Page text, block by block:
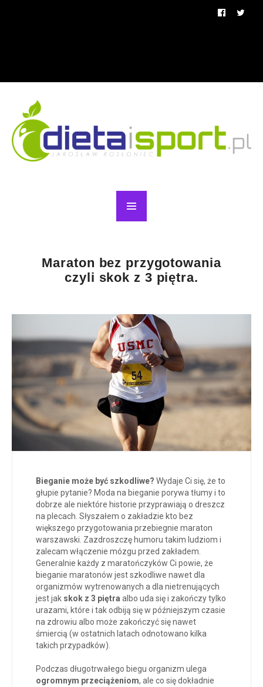
Maraton bez przygotowania
czyli skok z 3 piętra.
Bieganie może być szkodliwe? Wydaje Ci się, że to
głupie pytanie? Moda na bieganie porywa tłumy i to
dobrze ale niektóre historie przyprawiają o dreszcz
na plecach. Słyszałem o zakładzie kto bez
większego przygotowania przebiegnie maraton
warszawski. Zazdroszczę humoru takim ludziom i
zalecam włączenie mózgu przed zakładem.
Generalnie każdy z maratończyków Ci powie, że
bieganie maratonów jest szkodliwe nawet dla
organizmów wytrenowanych a dla nietrenujących
jest jak skok z 3 piętra albo uda się i zakończy tylko
urazami, które i tak odbiją się w późniejszym czasie
na zdrowiu albo może zakończyć się nawet
śmiercią (w ostatnich latach odnotowano kilka
takich przypadków).
Podczas długotrwałego biegu organizm ulega
ogromnym przeciążeniom, ale co się dokładnie